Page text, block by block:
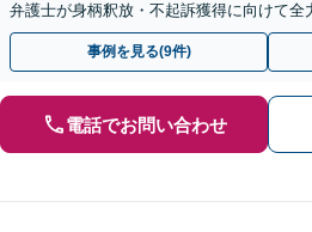
弁護士が身柄釈放・不起訴獲得に向けて全
月100名以上の相談実績】【全国対応】
事例を見る(9件)
電話でお問い合わせ